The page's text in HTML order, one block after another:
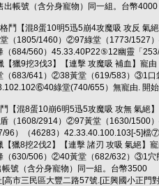
帳號（含分身寵物）同一組。台幣4000
鬥【混8蛋10明5迅5崩4攻魔吸 攻反 氣絕
（1805/1460）②97綠堂（1773/1527
684/560）45.33.40P22⑤12幽靈「
獵9挖3伐3】【連擊 攻魔吸 補血】寵由
683/641）②38黃堂（619/583）③1口
綠堂(740/655）無寵由. 開
【混8蛋10崩6明5迅5攻魔吸 攻無 氣絕】
（1608/2914）②97黃堂（1630/1500
96）（46283）42.33.40.100.103[-5]檔
獵8挖2伐2】【連擊 諸刃 攻吸 氣絕】寵
630/506）②40黃堂（682/632）③1穴
帳號（含分身寵物）同一組。台幣3500
[高市三民區大豐二路57號.[正興國小正門